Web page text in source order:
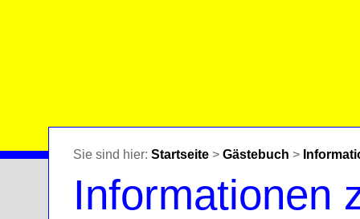
Sie sind hier: Startseite > Gästebuch >
Informationen